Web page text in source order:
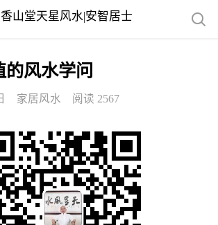
香山堂天星风水|安智居士
风水学问
家居风水 阅读 2567